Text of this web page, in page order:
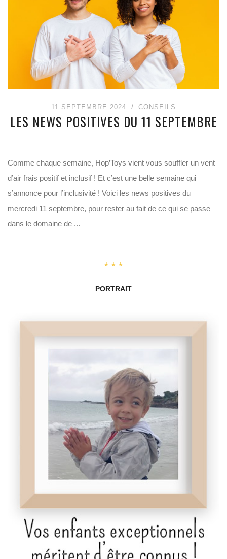
11 SEPTEMBRE 2024 CONSEILS
LES NEWS POSITIVES DU 11 SEPTEMBRE
Comme chaque semaine, Hop’Toys vient vous souffler un vent
d’air frais positif et inclusif ! Et c’est une belle semaine qui
s’annonce pour l’inclusivité ! Voici les news positives du
mercredi 11 septembre, pour rester au fait de ce qui se passe
dans le domaine de ...
PORTRAIT